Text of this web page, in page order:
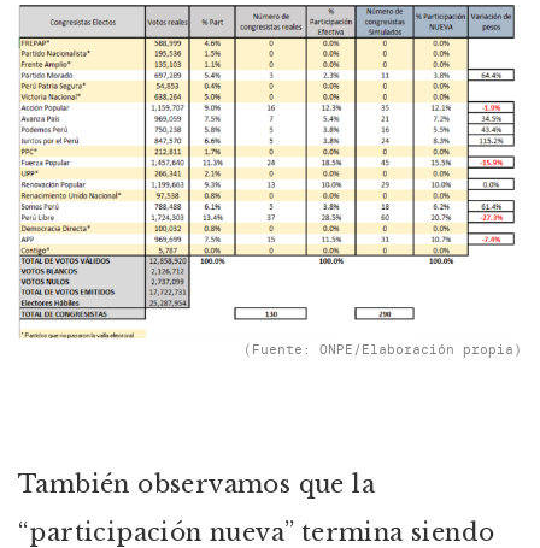
(Fuente: ONPE/Elaboración propia)
También observamos que la
“participación nueva” termina siendo